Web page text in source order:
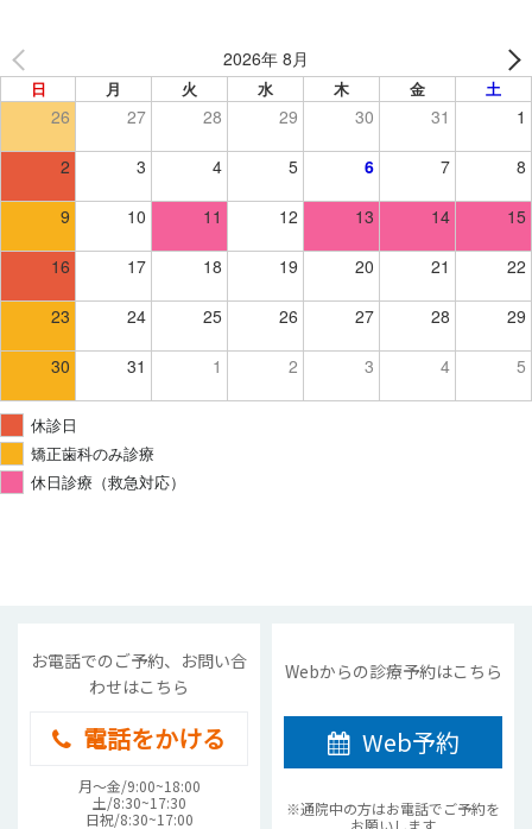
2026年 8月
日 月 火 水 木 金 土
26 27 28 29 30 31 1
2 3 4 5 6 7 8
9 10 11 12 13 14 15
16 17 18 19 20 21 22
23 24 25 26 27 28 29
30 31 1 2 3 4 5
休診日
矯正歯科のみ診療
休日診療（救急対応）
お電話でのご予約、お問い合
わせはこちら
電話をかける
月〜金/9:00~18:00
土/8:30~17:30
日祝/8:30~17:00
Webからの診療予約はこちら
Web予約
※通院中の方はお電話でご予約を